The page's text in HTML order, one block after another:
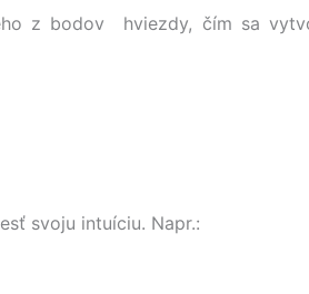
z bodov hviezdy, čím sa
svoju intuíciu. Napr.: